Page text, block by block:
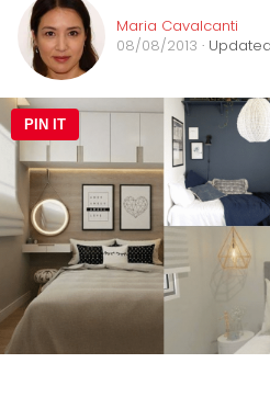
Maria Cavalcanti
08/08/2013 ·
PIN IT